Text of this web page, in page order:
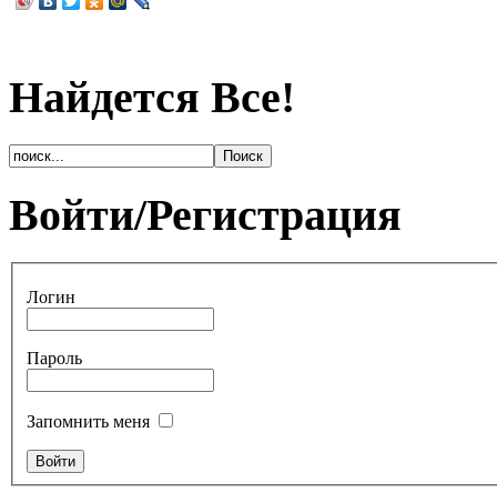
Найдется Все!
Войти/Регистрация
Логин
Пароль
Запомнить меня